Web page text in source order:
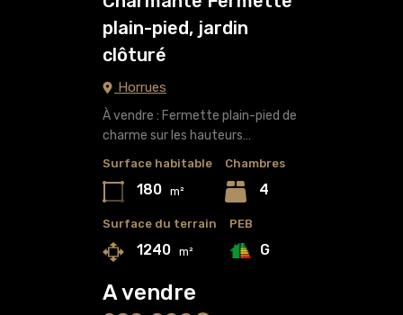
plain-pied, jardin
clôturé
Horrues
À vendre : Fermette plain-pied de
charme sur les hauteurs…
Surface habitable
180 m²
Chambres
4
Surface du terrain
1240 m²
PEB
G
A vendre